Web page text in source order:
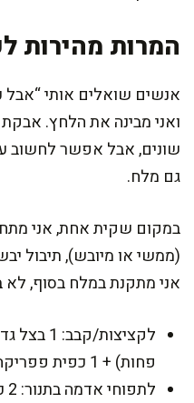
המרות מהירות
אנשים שואלים אותי
ואני מבינה את הלחץ. אבקת
שונים, אבל אפשר לחשוב
גם מלח.
במקום שקית אחת, אני
(ממשי או מיובש), תיבול
אני מתקנת במלח בסוף, לא
פחות) + 1 כפית פפריקה + 1/2 כפית אבקת שום